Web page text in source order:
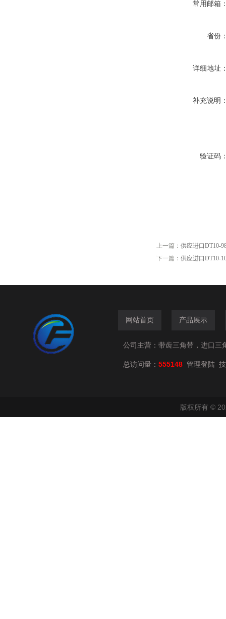
常用邮箱
省份
详细地址
补充说明
验证码
上一篇： 供应进口DT10-
下一篇： 供应进口DT10-
网站首页 产品展示
公司主营：带齿三角带，进口三
总访问量： 555148 管理登陆
版权所有 ©